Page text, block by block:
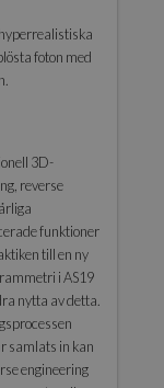
foton med
3D-
reverse
funktioner
till en ny
i AS19
nytta av detta.
samlats in kan
engineering